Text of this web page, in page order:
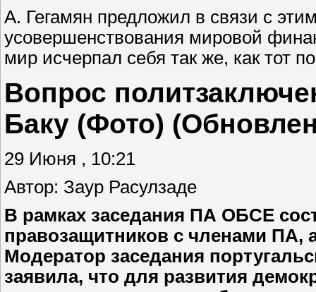
А. Гегамян предложил в связи с
усовершенствования мировой
мир исчерпал себя так же, как тот
Вопрос
Баку (Фото)
29 Июня , 10:21
Автор: Заур Расулзаде
В рамках заседания ПА ОБСЕ
правозащитников с членами ПА,
Модератор заседания
заявила, что для развития